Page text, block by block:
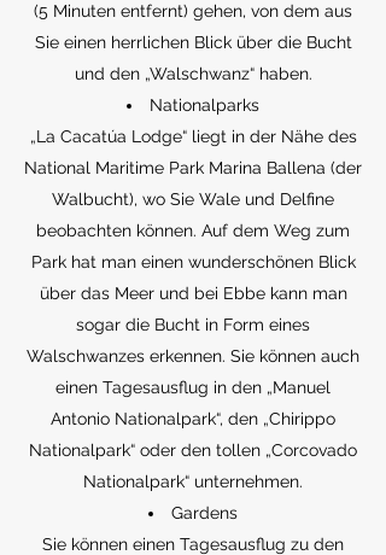
(5 Minuten entfernt) gehen, von dem aus
Sie einen herrlichen Blick über die Bucht
und den „Walschwanz“ haben.
Nationalparks
„La Cacatúa Lodge“ liegt in der Nähe des
National Maritime Park Marina Ballena (der
Walbucht), wo Sie Wale und Delfine
beobachten können. Auf dem Weg zum
Park hat man einen wunderschönen Blick
über das Meer und bei Ebbe kann man
sogar die Bucht in Form eines
Walschwanzes erkennen. Sie können auch
einen Tagesausflug in den „Manuel
Antonio Nationalpark“, den „Chirippo
Nationalpark“ oder den tollen „Corcovado
Nationalpark“ unternehmen.
Gardens
Sie können einen Tagesausflug zu den